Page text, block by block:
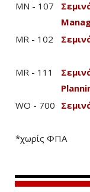
MN - 107
MR - 102
MR - 111
WO - 700
*χωρίς ΦΠΑ